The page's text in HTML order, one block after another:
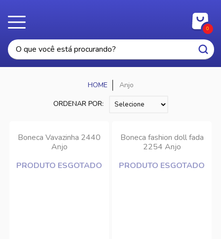
0
Anjo
ORDENAR POR:
Boneca Vavazinha 2440
Anjo
PRODUTO ESGOTADO
Boneca fashion doll fada
2254 Anjo
PRODUTO ESGOTADO